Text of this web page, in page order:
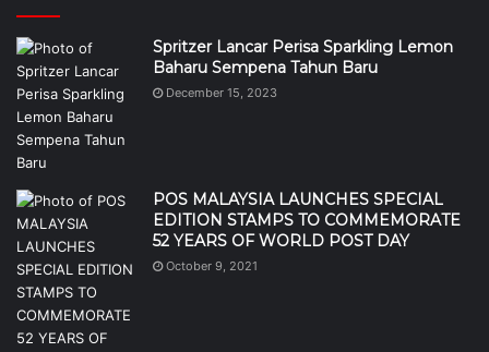
Spritzer Lancar Perisa Sparkling Lemon
Baharu Sempena Tahun Baru
December 15, 2023
POS MALAYSIA LAUNCHES SPECIAL
EDITION STAMPS TO COMMEMORATE
52 YEARS OF WORLD POST DAY
October 9, 2021